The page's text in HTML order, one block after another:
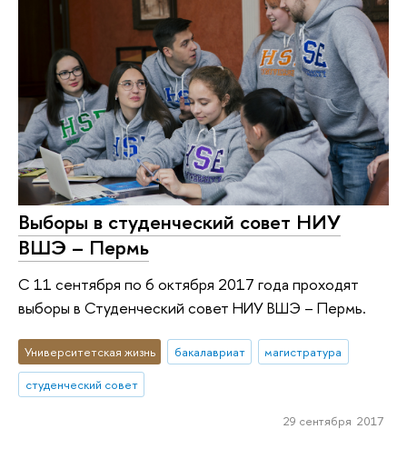
Выборы в студенческий совет НИУ
ВШЭ – Пермь
С 11 сентября по 6 октября 2017 года проходят
выборы в Студенческий совет НИУ ВШЭ – Пермь.
Университетская жизнь бакалавриат
магистратура
студенческий совет
29 сентября 2017